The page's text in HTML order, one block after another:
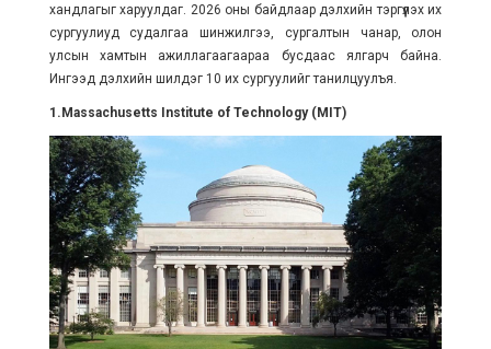
хандлагыг харуулдаг. 2026 оны байдлаар дэлхийн тэргүүлэх их
сургуулиуд судалгаа шинжилгээ, сургалтын чанар, олон
улсын хамтын ажиллагаагаараа бусдаас ялгарч байна.
Ингээд дэлхийн шилдэг 10 их сургуулийг танилцуулъя.
1.Massachusetts Institute of Technology (MIT)